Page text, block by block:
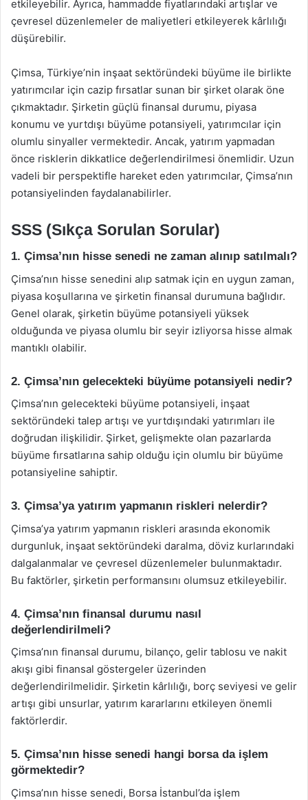
etkileyebilir. Ayrıca, hammadde fiyatlarındaki artışlar ve
çevresel düzenlemeler de maliyetleri etkileyerek kârlılığı
düşürebilir.
Çimsa, Türkiye’nin inşaat sektöründeki büyüme ile birlikte
yatırımcılar için cazip fırsatlar sunan bir şirket olarak öne
çıkmaktadır. Şirketin güçlü finansal durumu, piyasa
konumu ve yurtdışı büyüme potansiyeli, yatırımcılar için
olumlu sinyaller vermektedir. Ancak, yatırım yapmadan
önce risklerin dikkatlice değerlendirilmesi önemlidir. Uzun
vadeli bir perspektifle hareket eden yatırımcılar, Çimsa’nın
potansiyelinden faydalanabilirler.
SSS (Sıkça Sorulan Sorular)
1. Çimsa’nın hisse senedi ne zaman alınıp satılmalı?
Çimsa’nın hisse senedini alıp satmak için en uygun zaman,
piyasa koşullarına ve şirketin finansal durumuna bağlıdır.
Genel olarak, şirketin büyüme potansiyeli yüksek
olduğunda ve piyasa olumlu bir seyir izliyorsa hisse almak
mantıklı olabilir.
2. Çimsa’nın gelecekteki büyüme potansiyeli nedir?
Çimsa’nın gelecekteki büyüme potansiyeli, inşaat
sektöründeki talep artışı ve yurtdışındaki yatırımları ile
doğrudan ilişkilidir. Şirket, gelişmekte olan pazarlarda
büyüme fırsatlarına sahip olduğu için olumlu bir büyüme
potansiyeline sahiptir.
3. Çimsa’ya yatırım yapmanın riskleri nelerdir?
Çimsa’ya yatırım yapmanın riskleri arasında ekonomik
durgunluk, inşaat sektöründeki daralma, döviz kurlarındaki
dalgalanmalar ve çevresel düzenlemeler bulunmaktadır.
Bu faktörler, şirketin performansını olumsuz etkileyebilir.
4. Çimsa’nın finansal durumu nasıl
değerlendirilmeli?
Çimsa’nın finansal durumu, bilanço, gelir tablosu ve nakit
akışı gibi finansal göstergeler üzerinden
değerlendirilmelidir. Şirketin kârlılığı, borç seviyesi ve gelir
artışı gibi unsurlar, yatırım kararlarını etkileyen önemli
faktörlerdir.
5. Çimsa’nın hisse senedi hangi borsa da işlem
görmektedir?
Çimsa’nın hisse senedi, Borsa İstanbul’da işlem